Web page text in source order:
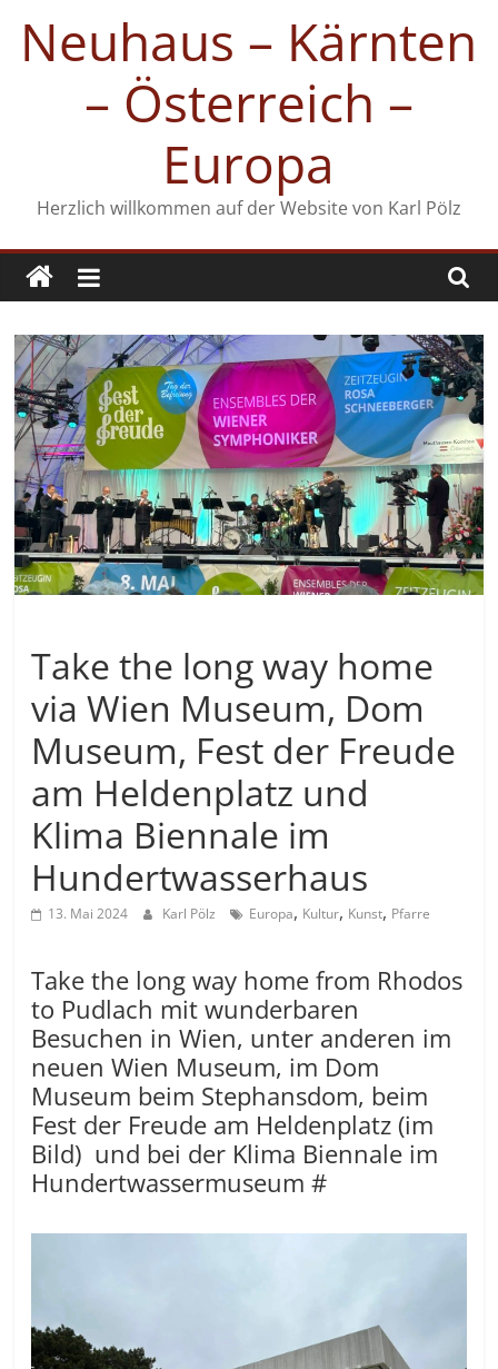
Inhalt
springen
Neuhaus – Kärnten
– Österreich –
Europa
Herzlich willkommen auf der Website von Karl Pölz
Take the long way home
via Wien Museum, Dom
Museum, Fest der Freude
am Heldenplatz und
Klima Biennale im
Hundertwasserhaus
13. Mai 2024 Karl Pölz Europa, Kultur, Kunst, Pfarre
Take the long way home from Rhodos
to Pudlach mit wunderbaren
Besuchen in Wien, unter anderen im
neuen Wien Museum, im Dom
Museum beim Stephansdom, beim
Fest der Freude am Heldenplatz (im
Bild) und bei der Klima Biennale im
Hundertwassermuseum #